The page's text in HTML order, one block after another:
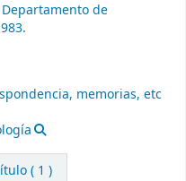
Departamento de
memorias, etc
( 1 )